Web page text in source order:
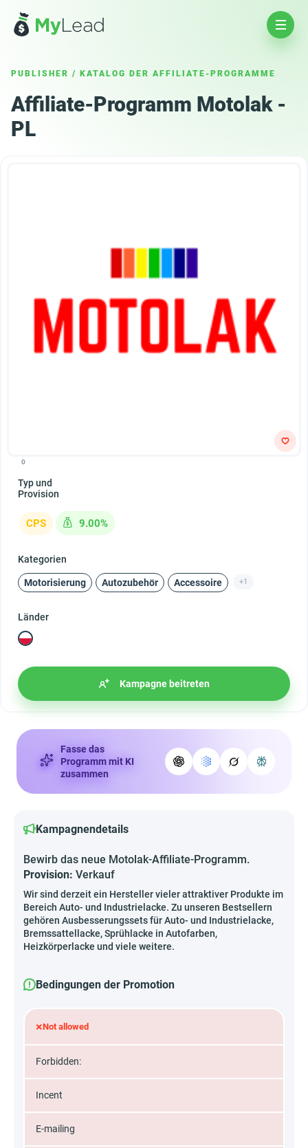
PUBLISHER / KATALOG DER AFFILIATE-PROGRAMME
Affiliate-Programm Motolak -
PL
0
Typ und
Provision
CPS 9.00%
Kategorien
Motorisierung Autozubehör Accessoire +1
Länder
Kampagne beitreten
Fasse das
Programm mit KI
zusammen
Kampagnendetails
Bewirb das neue Motolak-Affiliate-Programm.
Provision: Verkauf
Wir sind derzeit ein Hersteller vieler attraktiver Produkte im
Bereich Auto- und Industrielacke. Zu unseren Bestsellern
gehören Ausbesserungssets für Auto- und Industrielacke,
Bremssattellacke, Sprühlacke in Autofarben,
Heizkörperlacke und viele weitere.
Bedingungen der Promotion
×Not allowed
Forbidden:
Incent
E-mailing